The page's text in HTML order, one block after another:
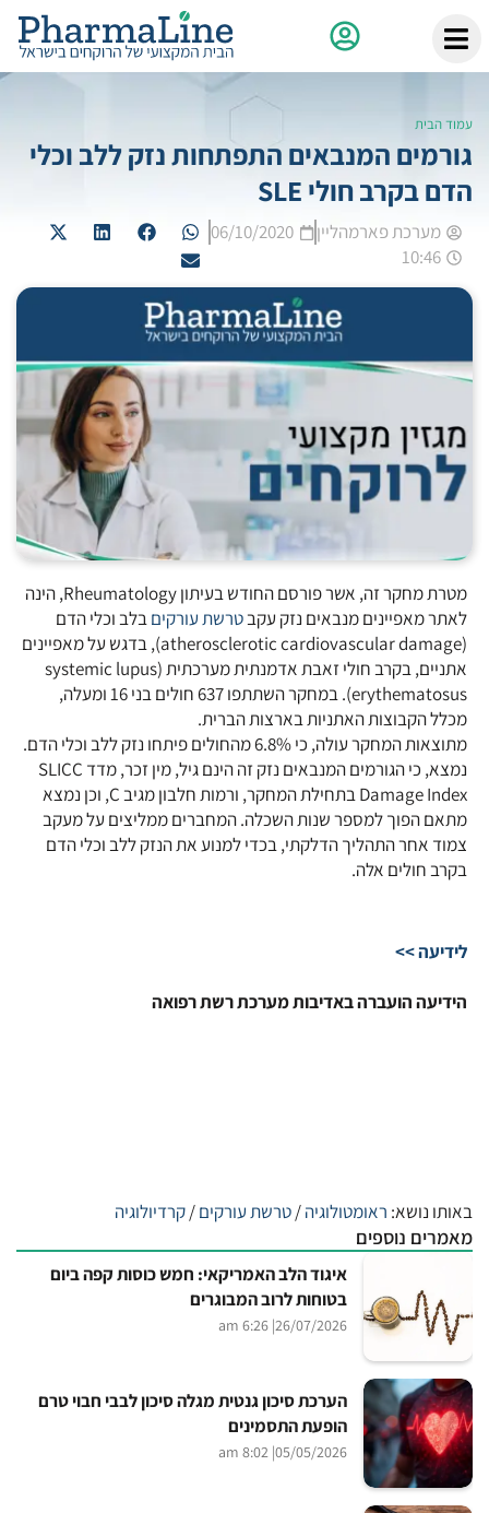
עמוד הבית
גורמים המנבאים התפתחות נזק ללב וכלי
הדם בקרב חולי SLE
מערכת פארמהליין
06/10/2020
10:46
מטרת מחקר זה, אשר פורסם החודש בעיתון Rheumatology, הינה
לאתר מאפיינים מנבאים נזק עקבטרשת עורקיםבלב וכלי הדם
(atherosclerotic cardiovascular damage), בדגש על מאפיינים
אתניים, בקרב חולי זאבת אדמנתית מערכתית (systemic lupus
erythematosus). במחקר השתתפו 637 חולים בני 16 ומעלה,
מכלל הקבוצות האתניות בארצות הברית.
מתוצאות המחקר עולה, כי 6.8% מהחולים פיתחו נזק ללב וכלי הדם.
נמצא, כי הגורמים המנבאים נזק זה הינם גיל, מין זכר, מדד SLICC
Damage Index בתחילת המחקר, ורמות חלבון מגיב C, וכן נמצא
מתאם הפוך למספר שנות השכלה. המחברים ממליצים על מעקב
צמוד אחר התהליך הדלקתי, בכדי למנוע את הנזק ללב וכלי הדם
בקרב חולים אלה.
לידיעה >>
הידיעה הועברה באדיבות מערכת רשת רפואה
באותו נושא: ראומטולוגיה/טרשת עורקים/קרדיולוגיה
מאמרים נוספים
איגוד הלב האמריקאי: חמש כוסות קפה ביום
בטוחות לרוב המבוגרים
26/07/2026
| 6:26 am
הערכת סיכון גנטית מגלה סיכון לבבי חבוי טרם
הופעת התסמינים
05/05/2026
| 8:02 am